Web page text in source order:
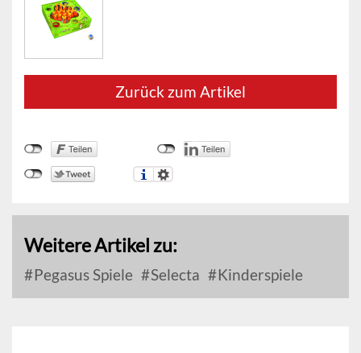
Zurück zum Artikel
Weitere Artikel zu:
Pegasus Spiele Selecta Kinderspiele